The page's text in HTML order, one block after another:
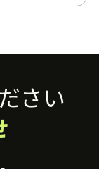
さい